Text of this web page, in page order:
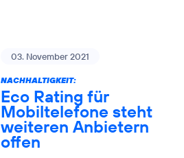
03. November 2021
NACHHALTIGKEIT:
Eco Rating für
Mobiltelefone steht
weiteren Anbietern
offen